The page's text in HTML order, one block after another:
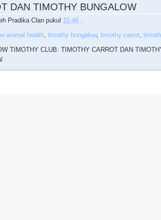
DAN TIMOTHY BUNGALOW
Pradika Clan pukul 15.46 .
animal health, timothy bungalow, timothy carrot,
TIMOTHY CLUB: TIMOTHY CARROT DAN